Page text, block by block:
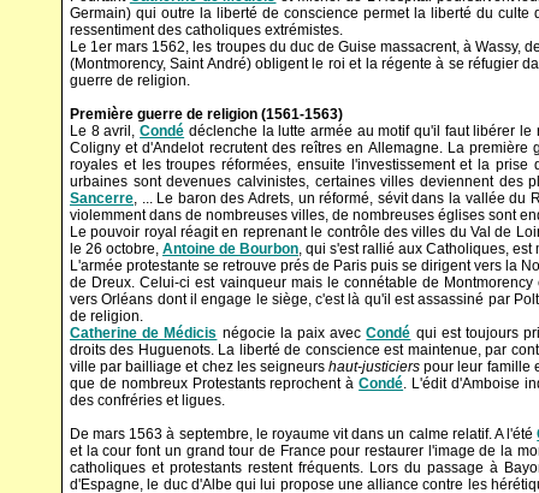
Germain) qui outre la liberté de conscience permet la liberté du
ressentiment des catholiques extrémistes.
Le 1er mars 1562, les troupes du duc de Guise massacrent, à Wassy,
(Montmorency, Saint André) obligent le roi et la régente à se réfugier
guerre de religion.
Première guerre de religion (1561-1563)
Le 8 avril,Condé déclenche la lutte armée au motif qu'il faut libérer
Coligny et d'Andelot recrutent des reîtres en Allemagne. La
royales et les troupes réformées, ensuite l'investissement et la
urbaines sont devenues calvinistes, certaines villes deviennent des
Sancerre, ... Le baron des Adrets, un réformé, sévit dans la vallée
violemment dans de nombreuses villes, de nombreuses églises sont
Le pouvoir royal réagit en reprenant le contrôle des villes du Val de
le 26 octobre, Antoine de Bourbon, qui s'est rallié aux Catholiques,
L'armée protestante se retrouve prés de Paris puis se dirigent vers la
de Dreux. Celui-ci est vainqueur mais le connétable de
vers Orléans dont il engage le siège, c'est là qu'il est assassiné par
de religion.
Catherine de Médicis négocie la paix avecCondé qui est toujours
droits des Huguenots. La liberté de conscience est maintenue, par
ville par bailliage et chez les seigneurshaut-justiciers pour leur famille
que de nombreux Protestants reprochent àCondé. L'édit d'Amboise
des confréries et ligues.
De mars 1563 à septembre, le royaume vit dans un calme relatif. A l'été
et la cour font un grand tour de France pour restaurer l'image de la
catholiques et protestants restent fréquents. Lors du passage à
d'Espagne, le duc d'Albe qui lui propose une alliance contre les